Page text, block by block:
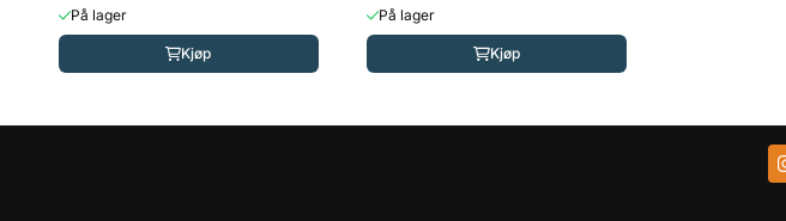
På lager
Kjøp
På lager
Kjøp